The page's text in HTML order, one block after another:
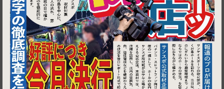
埼玉県越谷市千間台東1-5-3